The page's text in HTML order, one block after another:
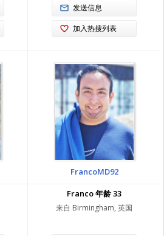
发送信息
加入热搜列表
FrancoMD92
Franco 年龄 33
来自 Birmingham, 英国